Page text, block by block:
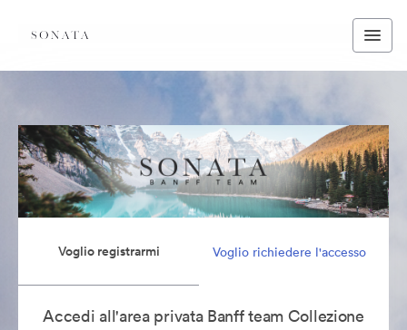
Voglio registrarmi Voglio richiedere l'accesso
Accedi all'area privata Banff team Collezione